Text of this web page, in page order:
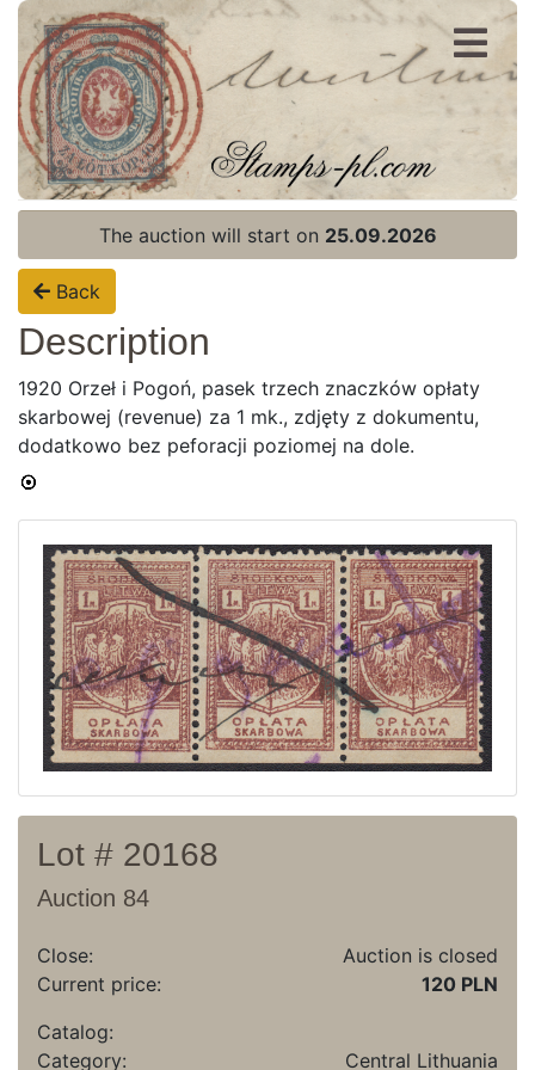
Register
Login
Home page
Current auction
Recent result
Archive
Regulation
Contact
The auction will start on 25.09.2026
Back
Description
1920 Orzeł i Pogoń, pasek trzech znaczków opłaty
skarbowej (revenue) za 1 mk., zdjęty z dokumentu,
dodatkowo bez peforacji poziomej na dole.
Lot # 20168
Auction 84
Close:
Auction is closed
Current price:
120 PLN
Catalog:
Category:
Central Lithuania